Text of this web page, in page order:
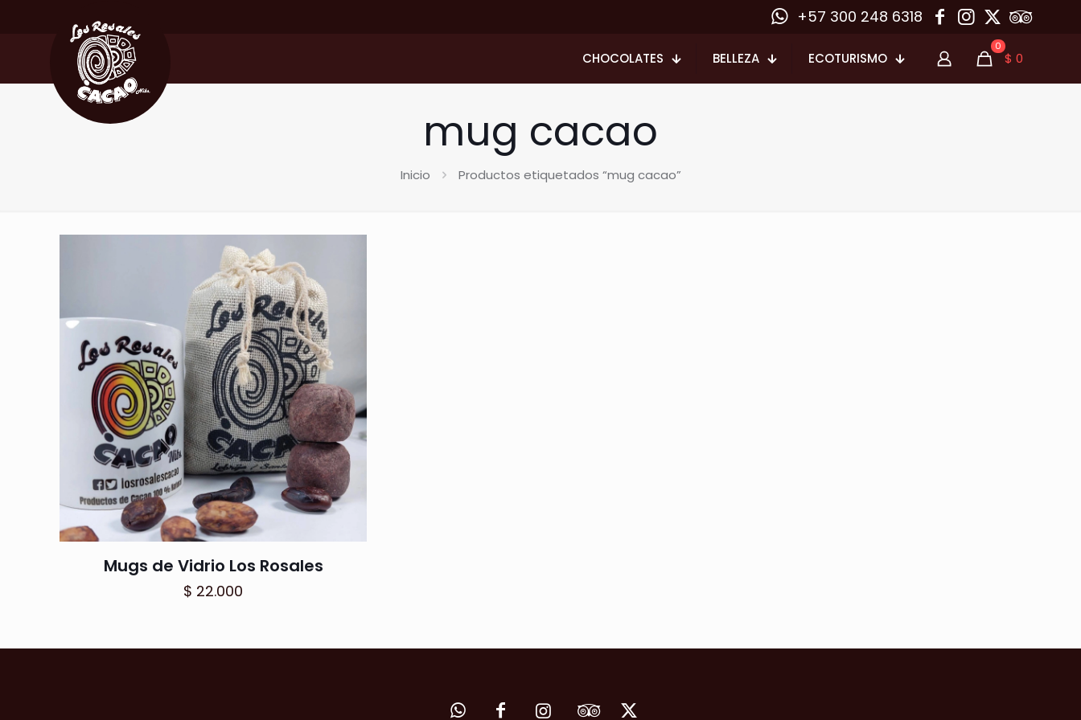
+57 300 248 6318
CHOCOLATES BELLEZA ECOTURISMO
0
$ 0
mug cacao
Inicio Productos etiquetados “mug cacao”
Mugs de Vidrio Los Rosales
$ 22.000